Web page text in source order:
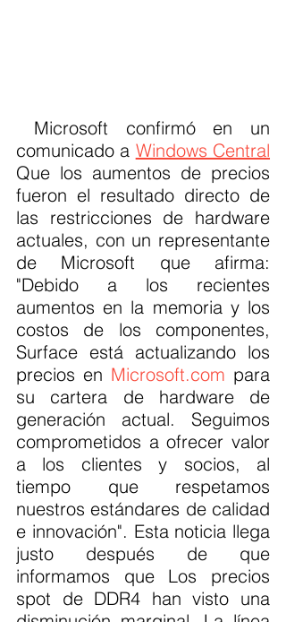
comunicado a Windows Central
Que los aumentos de precios
fueron el resultado directo de
las restricciones de hardware
actuales, con un representante
de Microsoft que afirma:
"Debido a los recientes
aumentos en la memoria y los
costos de los componentes,
Surface está actualizando los
precios en Microsoft.com para
su cartera de hardware de
generación actual. Seguimos
comprometidos a ofrecer valor
a los clientes y socios, al
tiempo que respetamos
nuestros estándares de calidad
e innovación". Esta noticia llega
justo después de que
informamos que Los precios
spot de DDR4 han visto una